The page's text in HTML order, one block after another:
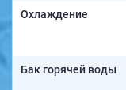
Охлаждение
Бак горячей воды